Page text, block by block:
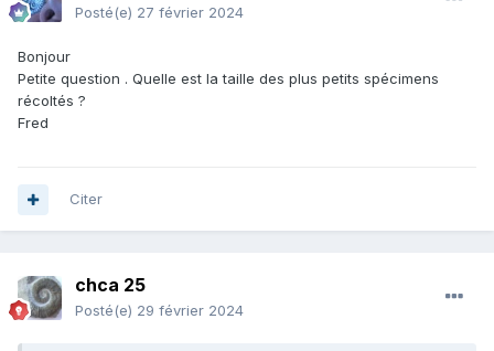
Posté(e) 27 février 2024
Bonjour
Petite question . Quelle est la taille des plus petits spécimens
récoltés ?
Fred
Citer
chca 25
Posté(e) 29 février 2024